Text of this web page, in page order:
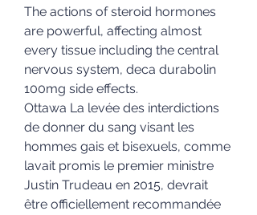
The actions of steroid hormones
are powerful, affecting almost
every tissue including the central
nervous system, deca durabolin
100mg side effects.
Ottawa La levée des interdictions
de donner du sang visant les
hommes gais et bisexuels, comme
lavait promis le premier ministre
Justin Trudeau en 2015, devrait
être officiellement recommandée